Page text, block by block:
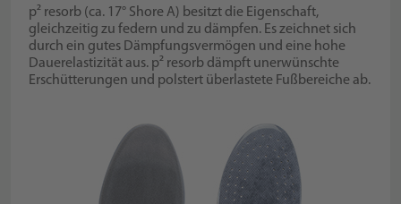
p² resorb (ca. 17° Shore A) besitzt die Eigenschaft,
gleichzeitig zu federn und zu dämpfen. Es zeichnet sich
durch ein gutes Dämpfungsvermögen und eine hohe
Dauerelastizität aus. p² resorb dämpft unerwünschte
Erschütterungen und polstert überlastete Fußbereiche ab.